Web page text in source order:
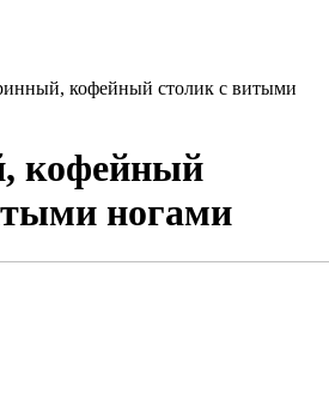
кофейный столик с витыми
кофейный
ногами